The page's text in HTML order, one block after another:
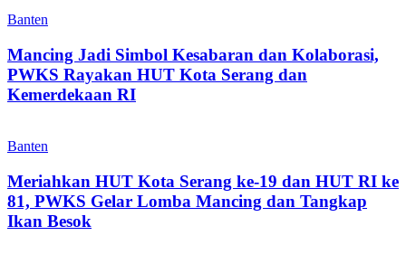
Banten
Mancing Jadi Simbol Kesabaran dan Kolaborasi,
PWKS Rayakan HUT Kota Serang dan
Kemerdekaan RI
Banten
Meriahkan HUT Kota Serang ke-19 dan HUT RI ke
81, PWKS Gelar Lomba Mancing dan Tangkap
Ikan Besok